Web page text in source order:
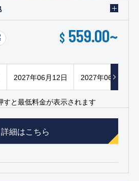
$ 559.00~
2027年06月12日 2027年06月26日
と最低料金が表示されます
詳細はこちら